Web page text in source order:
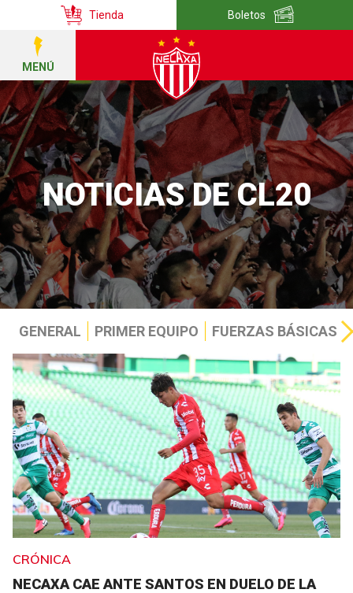
Tienda Boletos
MENÚ
NOTICIAS DE CL20
GENERAL PRIMER EQUIPO FUERZAS BÁSICAS
CRÓNICA
NECAXA CAE ANTE SANTOS EN DUELO DE LA